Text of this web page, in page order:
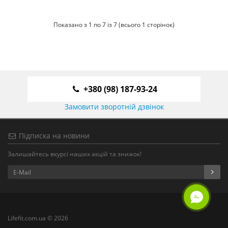
Показано з 1 по 7 із 7 (всього 1 сторінок)
+380 (98) 187-93-24
Замовити зворотній дзвінок
Підписка на новини
Залишайтесь вкурсі наших акцій та знижок!
Lifefit.com.ua © 2026